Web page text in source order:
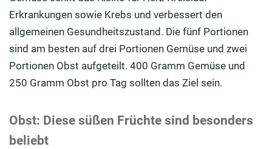
Erkrankungen sowie Krebs und verbessert den
allgemeinen Gesundheitszustand. Die fünf Portionen
sind am besten auf drei Portionen Gemüse und zwei
Portionen Obst aufgeteilt. 400 Gramm Gemüse und
250 Gramm Obst pro Tag sollten das Ziel sein.
Obst: Diese süßen Früchte sind besonders
beliebt